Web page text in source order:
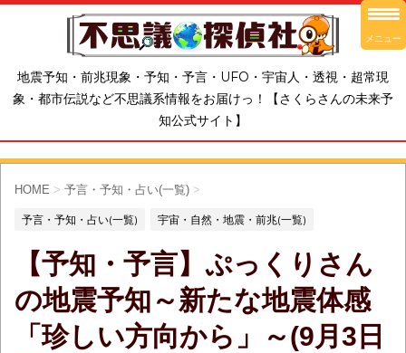
地震予知・前兆現象・予知・予言・UFO・宇宙人・透視・超常現
象・都市伝説など不思議系情報をお届けっ！【さくらさんの未来予
知公式サイト】
HOME > 予言・予知・占い(一覧) >
予言・予知・占い(一覧) 宇宙・自然・地震・前兆(一覧)
【予知・予言】ぷっくりさん
の地震予知～新たな地震体感
「珍しい方向から」～(9月3日
メニュー